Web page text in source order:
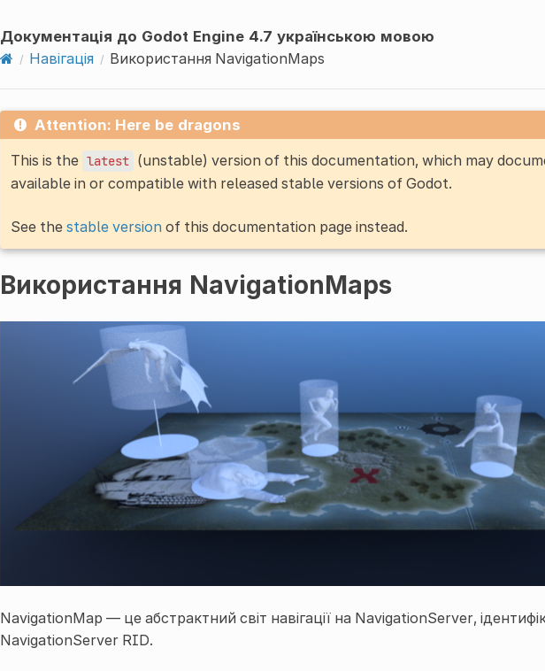
Документація до Godot Engine 4.7 українською мовою
Навігація
Використання NavigationMaps
Attention: Here be dragons
This is the latest (unstable) version of this documentation, which may
available in or compatible with released stable versions of Godot.
See the stable versionof this documentation page instead.
Використання NavigationMaps
NavigationMap — це абстрактний світ навігації на NavigationServer,
NavigationServer RID.